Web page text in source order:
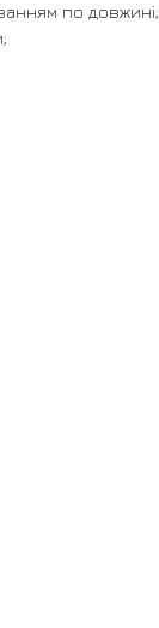
по довжині;